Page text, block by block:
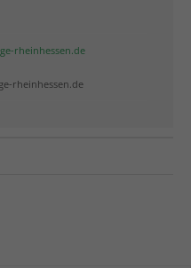
Aenean massa.
mus. Donec
rheinhessen.de
rheinhessen.de